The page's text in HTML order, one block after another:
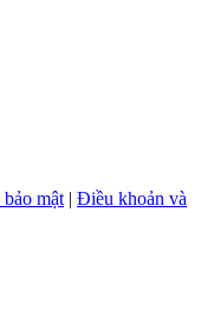
mật | Điều khoản và